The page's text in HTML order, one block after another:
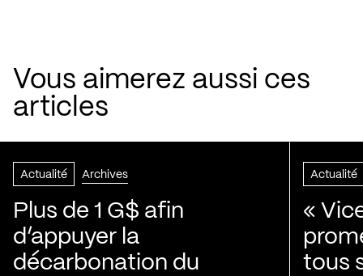
Vous aimerez aussi ces
articles
Actualité Archives
Plus de 1 G$ afin
d’appuyer la
décarbonation du
Actualité
«
tous